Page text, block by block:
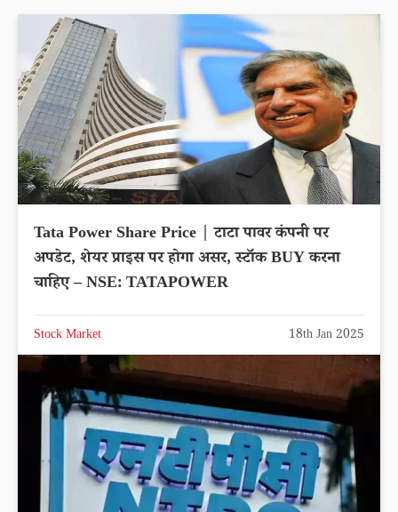
Tata Power Share Price | टाटा पावर कंपनी पर
अपडेट, शेयर प्राइस पर होगा असर, स्टॉक BUY करना
चाहिए – NSE: TATAPOWER
Stock Market 18th Jan 2025